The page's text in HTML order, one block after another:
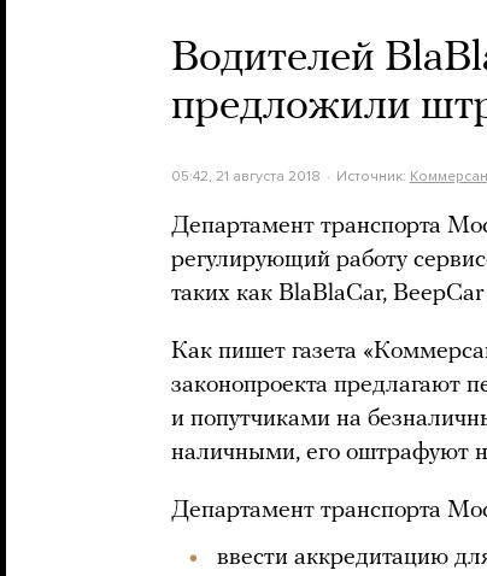
Водителей
предложили
05:42, 21 августа 2018 Источник:
Департамент транспорта
регулирующий работу
таких как BlaBlaCar,
Как пишет газета
законопроекта предлагают
и попутчиками на
наличными, его оштрафуют
Департамент транспорта
ввести аккредитацию